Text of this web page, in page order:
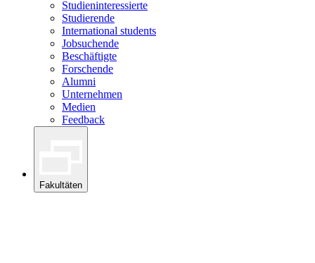
Studieninteressierte
Studierende
International students
Jobsuchende
Beschäftigte
Forschende
Alumni
Unternehmen
Medien
Feedback
Fakultäten